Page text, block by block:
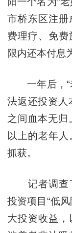
市桥东区注册
费理疗、免
限内还本付息
一年后，“
法返还投资人
之间血本无归
以上的老年
抓获。
记者调查了
投资项目“低
大投资收益